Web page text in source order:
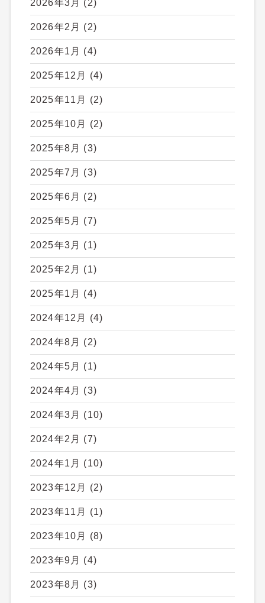
2026年3月 (2)
2026年2月 (2)
2026年1月 (4)
2025年12月 (4)
2025年11月 (2)
2025年10月 (2)
2025年8月 (3)
2025年7月 (3)
2025年6月 (2)
2025年5月 (7)
2025年3月 (1)
2025年2月 (1)
2025年1月 (4)
2024年12月 (4)
2024年8月 (2)
2024年5月 (1)
2024年4月 (3)
2024年3月 (10)
2024年2月 (7)
2024年1月 (10)
2023年12月 (2)
2023年11月 (1)
2023年10月 (8)
2023年9月 (4)
2023年8月 (3)